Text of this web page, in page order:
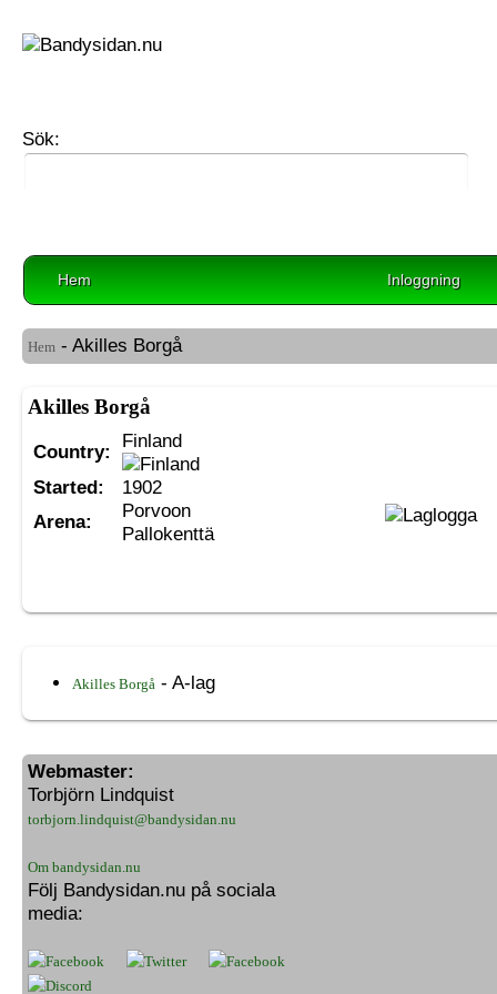
Sök:
Hem Inloggning
Hem - Akilles Borgå
Akilles Borgå
Country:
Finland
Started:
1902
Arena:
Porvoon
Pallokenttä
Akilles Borgå - A-lag
Webmaster:
Torbjörn Lindquist
torbjorn.lindquist@bandysidan.nu
Om bandysidan.nu
Följ Bandysidan.nu på sociala
media: